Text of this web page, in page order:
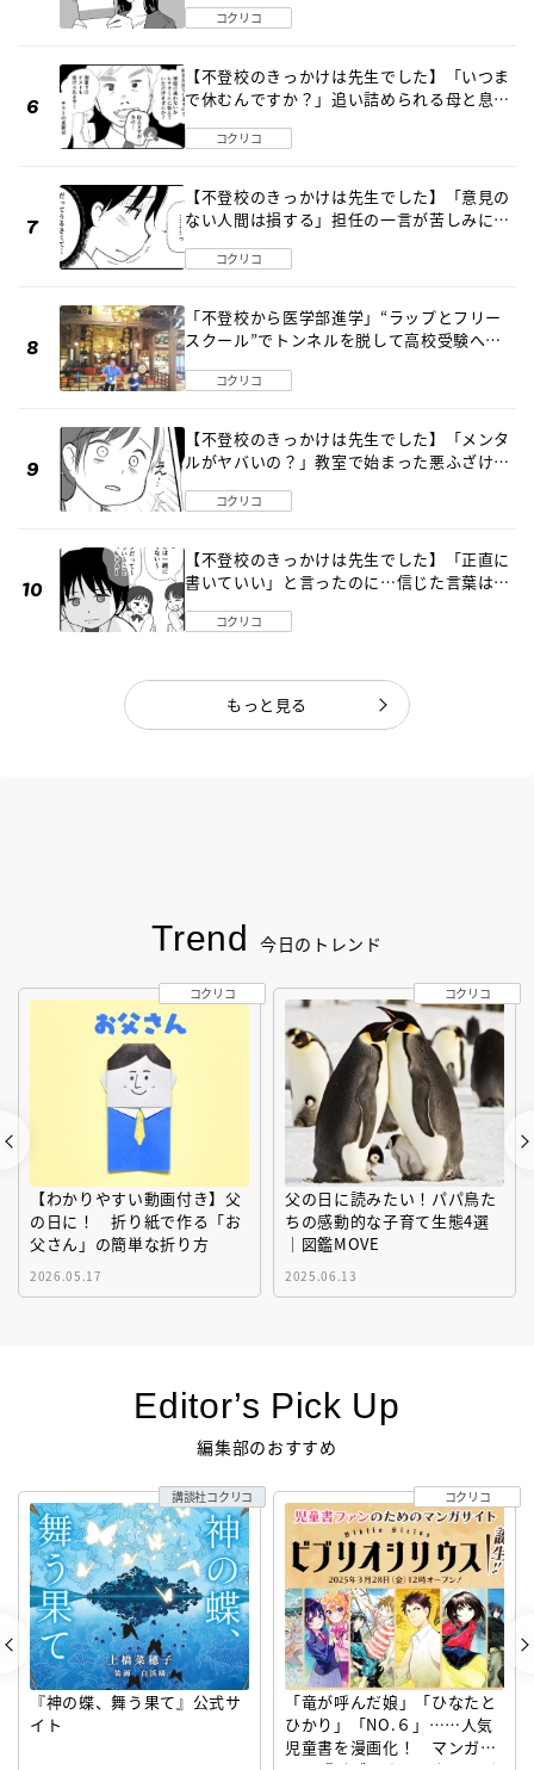
コクリコ
【不登校のきっかけは先生でした】「いつま
で休むんですか？」追い詰められる母と息子
コクリコ
【不登校のきっかけは先生でした】「意見の
ない人間は損する」担任の一言が苦しみに…
コクリコ
「不登校から医学部進学」“ラップとフリー
スクール”でトンネルを脱して高校受験へ
コクリコ
【不登校のきっかけは先生でした】「メンタ
ルがヤバいの？」教室で始まった悪ふざけ
コクリコ
【不登校のきっかけは先生でした】「正直に
書いていい」と言ったのに…信じた言葉は噓
コクリコ
もっと見る
Trend 今日のトレンド
【わかりやすい動画付き】父
の日に！ 折り紙で作る「お
父さん」の簡単な折り方
2026.05.17
コクリコ
父の日に読みたい！パパ鳥た
ちの感動的な子育て生態4選
｜図鑑MOVE
2025.06.13
コクリコ
Editor’s Pick Up
編集部のおすすめ
『神の蝶、舞う果て』公式サ
イト
講談社コクリコ
「竜が呼んだ娘」「ひなたと
ひかり」「NO.６」……人気
児童書を漫画化！ マンガサ
コクリコ